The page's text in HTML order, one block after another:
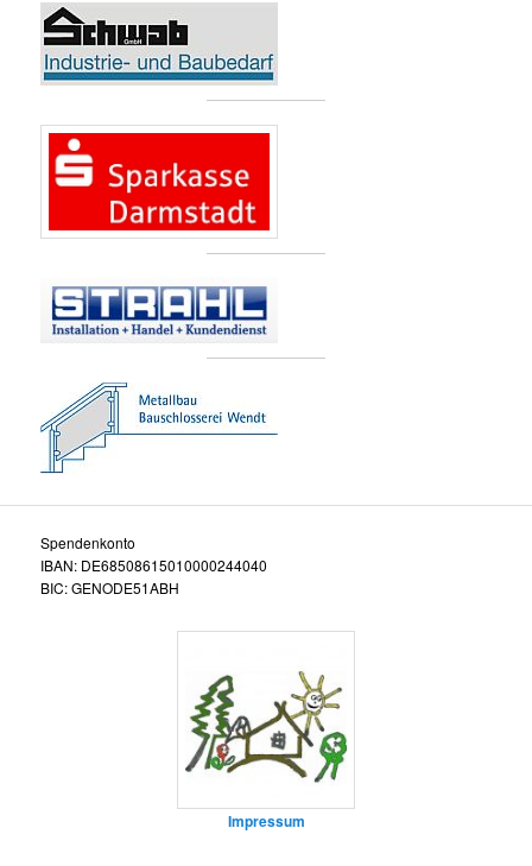
Spendenkonto
IBAN: DE68508615010000244040
BIC: GENODE51ABH
Impressum